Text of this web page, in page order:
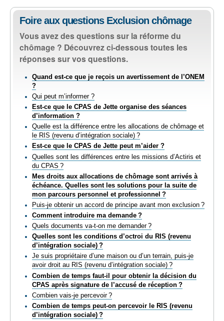
AIDE ALIMENTAIRE
SENIORS
CULTURE ET JEUNESSE
Foire aux questions Exclusion chômage
Vous avez des questions sur la réforme du
chômage ? Découvrez ci-dessous toutes les
réponses sur vos questions.
Quand est-ce que je reçois un avertissement de l’ONEM
?
Qui peut m’informer ?
Est-ce que le CPAS de Jette organise des séances
d’information ?
Quelle est la différence entre les allocations de chômage et
le RIS (revenu d’intégration sociale) ?
Est-ce que le CPAS de Jette peut m’aider ?
Quelles sont les différences entre les missions d’Actiris et
du CPAS ?
Mes droits aux allocations de chômage sont arrivés à
échéance. Quelles sont les solutions pour la suite de
mon parcours personnel et professionnel ?
Puis-je obtenir un accord de principe avant mon exclusion ?
Comment introduire ma demande ?
Quels documents va-t-on me demander ?
Quelles sont les conditions d’octroi du RIS (revenu
d’intégration sociale) ?
Je suis propriétaire d’une maison ou d’un terrain, puis-je
avoir droit au RIS (revenu d’intégration sociale) ?
Combien de temps faut-il pour obtenir la décision du
CPAS après signature de l’accusé de réception ?
Combien vais-je percevoir ?
Combien de temps peut-on percevoir le RIS (revenu
d’intégration sociale) ?